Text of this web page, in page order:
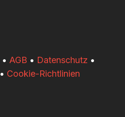
• AGB • Datenschutz •
• Cookie-Richtlinien